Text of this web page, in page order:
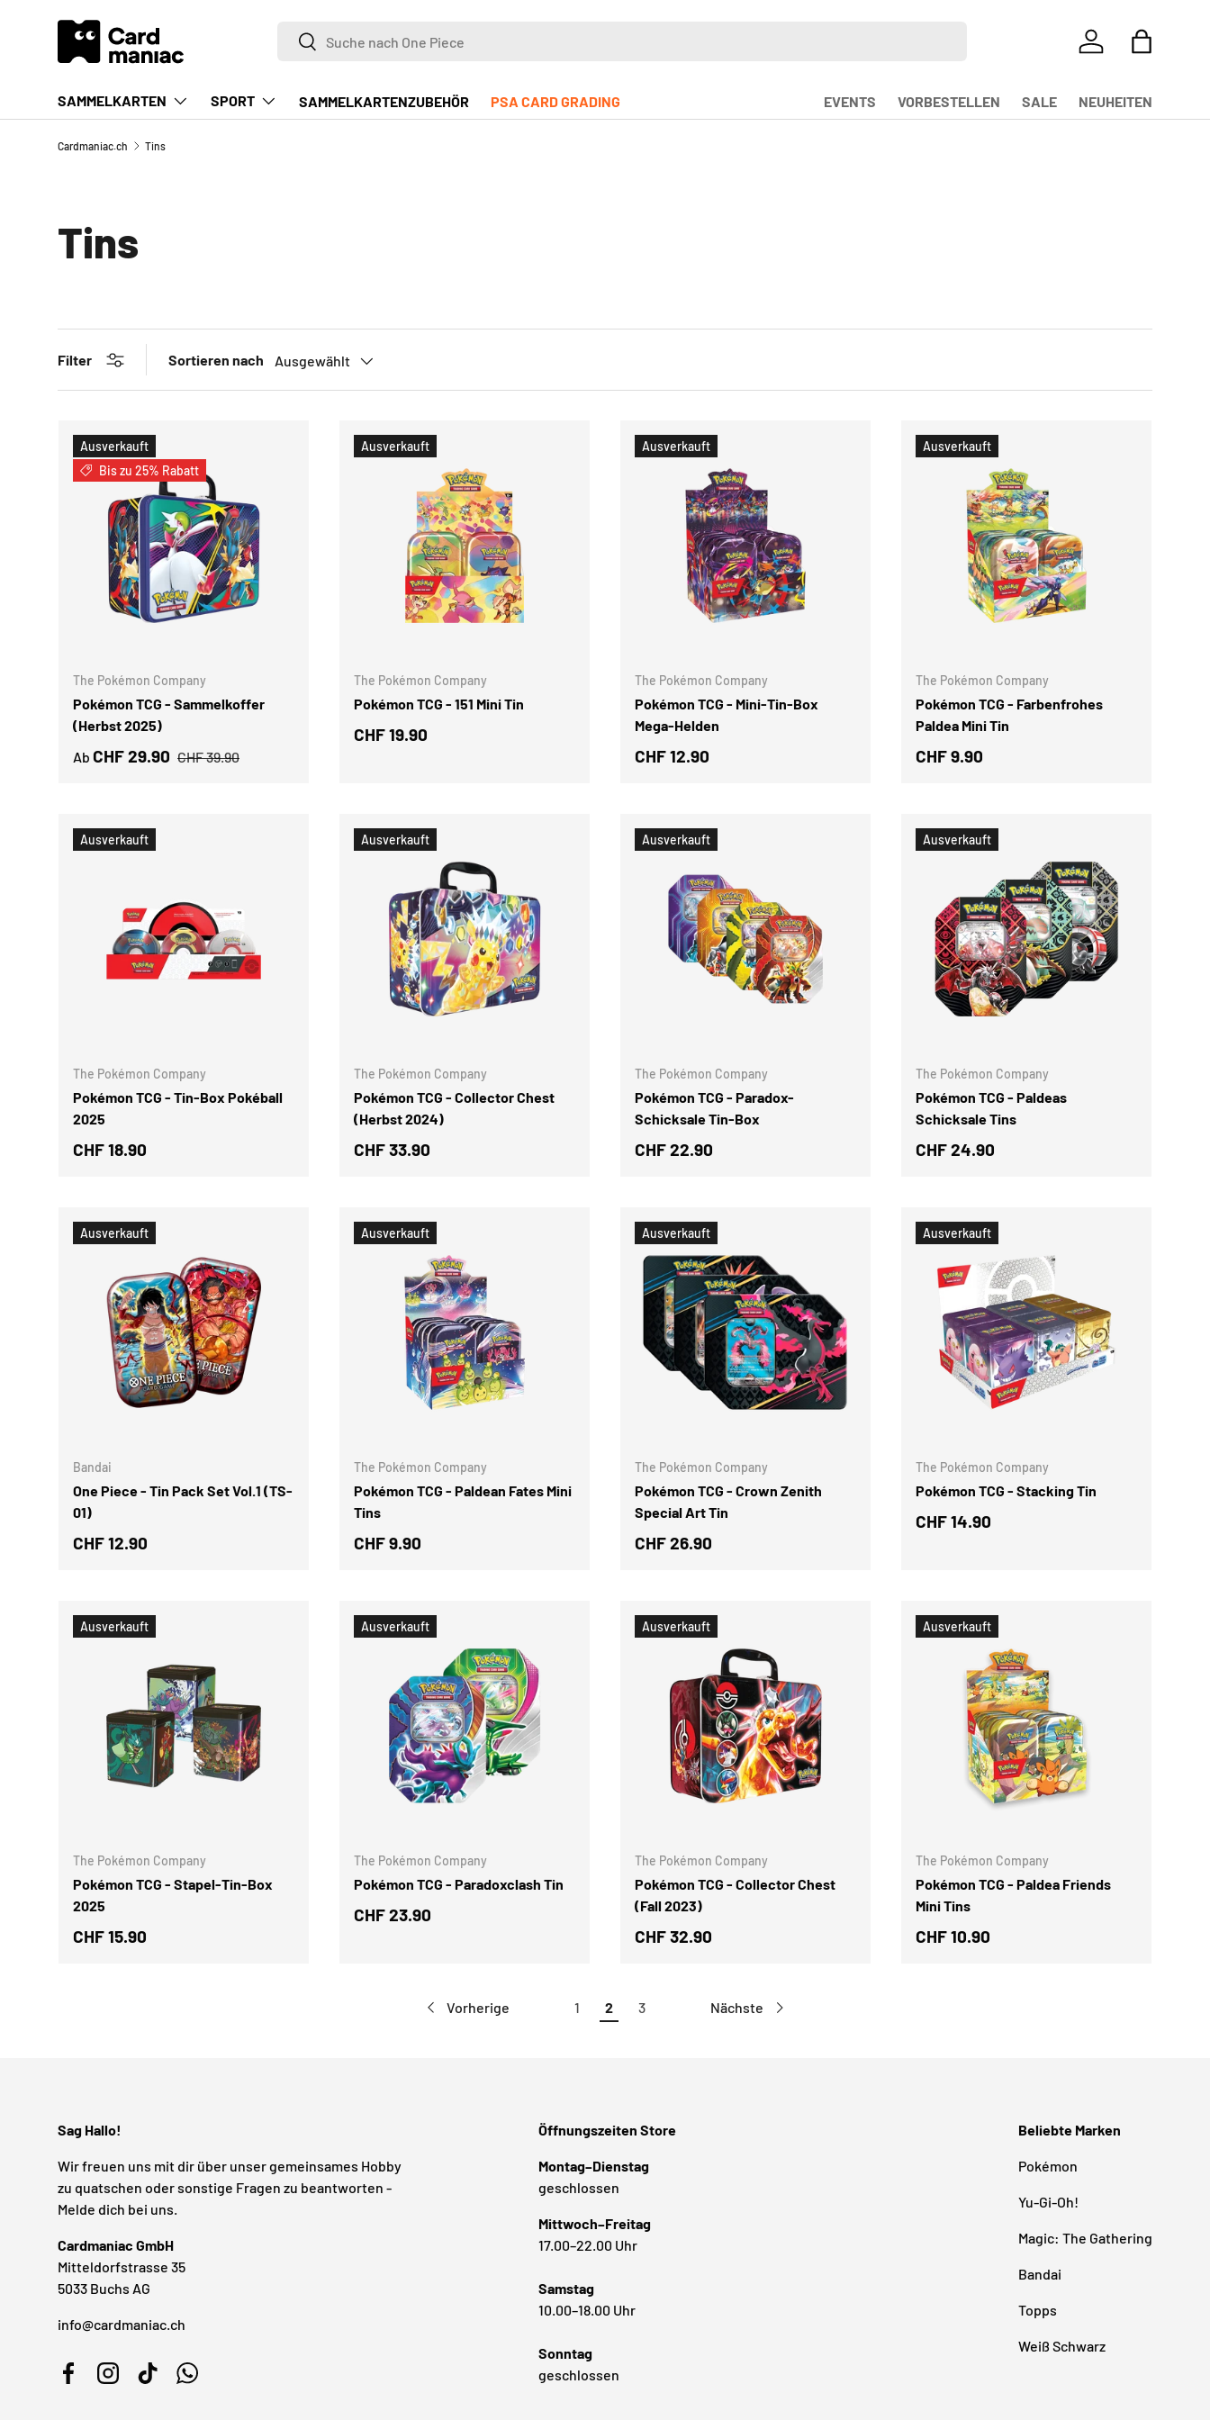
DIREKT ZUM INHALT Suchen
Suchen
EINLOGGEN
SAMMELKARTEN SPORT SAMMELKARTENZUBEHÖR PSA CARD GRADING EVENTS VORBESTELLEN SALE NEUHEITEN
Cardmaniac.ch Tins
Tins
Filter Sortieren nach Ausgewählt
Ausverkauft
Bis zu 25% Rabatt
The Pokémon Company
Pokémon TCG - Sammelkoffer
(Herbst 2025)
Ab CHF 29.90 CHF 39.90
Ausverkauft
The Pokémon Company
Pokémon TCG - 151 Mini Tin
CHF 19.90
Ausverkauft
The Pokémon Company
Pokémon TCG - Mini-Tin-Box
Mega-Helden
CHF 12.90
Ausverkauft
The Pokémon Company
Pokémon TCG - Farbenfrohes
Paldea Mini Tin
CHF 9.90
Ausverkauft
The Pokémon Company
Pokémon TCG - Tin‑Box Pokéball
2025
CHF 18.90
Ausverkauft
The Pokémon Company
Pokémon TCG - Collector Chest
(Herbst 2024)
CHF 33.90
Ausverkauft
The Pokémon Company
Pokémon TCG - Paradox-
Schicksale Tin-Box
CHF 22.90
Ausverkauft
The Pokémon Company
Pokémon TCG - Paldeas
Schicksale Tins
CHF 24.90
Ausverkauft
Bandai
One Piece - Tin Pack Set Vol.1 (TS-
01)
CHF 12.90
Ausverkauft
The Pokémon Company
Pokémon TCG - Paldean Fates Mini
Tins
CHF 9.90
Ausverkauft
The Pokémon Company
Pokémon TCG - Crown Zenith
Special Art Tin
CHF 26.90
Ausverkauft
The Pokémon Company
Pokémon TCG - Stacking Tin
CHF 14.90
Ausverkauft
The Pokémon Company
Pokémon TCG - Stapel-Tin-Box
2025
CHF 15.90
Ausverkauft
The Pokémon Company
Pokémon TCG - Paradoxclash Tin
CHF 23.90
Ausverkauft
The Pokémon Company
Pokémon TCG - Collector Chest
(Fall 2023)
CHF 32.90
Ausverkauft
The Pokémon Company
Pokémon TCG - Paldea Friends
Mini Tins
CHF 10.90
Vorherige 1 2 3 Nächste
Sag Hallo!
Wir freuen uns mit dir über unser gemeinsames Hobby
zu quatschen oder sonstige Fragen zu beantworten -
Melde dich bei uns.
Cardmaniac GmbH
Mitteldorfstrasse 35
5033 Buchs AG
info@cardmaniac.ch
FacebookInstagramTikTokWhatsApp
Öffnungszeiten Store
Montag–Dienstag
geschlossen
Mittwoch–Freitag
17.00–22.00 Uhr
Samstag
10.00–18.00 Uhr
Sonntag
geschlossen
Beliebte Marken
Pokémon
Yu-Gi-Oh!
Magic: The Gathering
Bandai
Topps
Weiß Schwarz